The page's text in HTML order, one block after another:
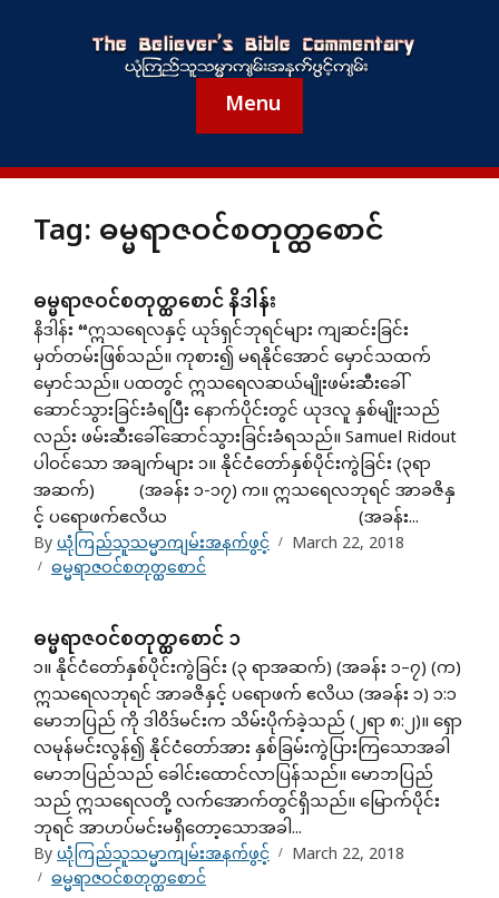
Menu
Tag:ဓမ္မရာဇဝင်စတုတ္ထစောင်
ဓမ္မရာဇဝင်စတုတ္ထစောင် နိဒါန်း
နိဒါန်း “ဣသရေလနှင့် ယုဒ်ရှင်ဘုရင်များ ကျဆင်းခြင်း
မှတ်တမ်းဖြစ်သည်။ ကုစား၍ မရနိုင်အောင် မှောင်သထက်
မှောင်သည်။ ပထတွင် ဣသရေလဆယ်မျိုးဖမ်းဆီးခေါ်
ဆောင်သွားခြင်းခံရပြီး နောက်ပိုင်းတွင် ယုဒလူ နှစ်မျိုးသည်
လည်း ဖမ်းဆီးခေါ်ဆောင်သွားခြင်းခံရသည်။ Samuel Ridout
ပါဝင်သော အချက်များ ၁။ နိုင်ငံတော်နှစ်ပိုင်းကွဲခြင်း (၃ရာ
အဆက်) (အခန်း ၁-၁၇) က။ ဣသရေလဘုရင် အာခဇိနှ
င့် ပရောဖက်ဧလိယ (အခန်း...
Byယုံကြည်သူသမ္မာကျမ်းအနက်ဖွင့် March 22, 2018
ဓမ္မရာဇဝင်စတုတ္ထစောင်
ဓမ္မရာဇဝင်စတုတ္ထစောင် ၁
၁။ နိုင်ငံတော်နှစ်ပိုင်းကွဲခြင်း (၃ ရာအဆက်) (အခန်း ၁–၇) (က)
ဣသရေလဘုရင် အာခဇိနှင့် ပရောဖက် ဧလိယ (အခန်း ၁) ၁:၁
မောဘပြည် ကို ဒါဝိဒ်မင်းက သိမ်းပိုက်ခဲ့သည် (၂ရာ ၈:၂)။ ရှော
လမုန်မင်းလွန်၍ နိုင်ငံတော်အား နှစ်ခြမ်းကွဲပြားကြသောအခါ
မောဘပြည်သည် ခေါင်းထောင်လာပြန်သည်။ မောဘပြည်
သည် ဣသရေလတို့ လက်အောက်တွင်ရှိသည်။ မြောက်ပိုင်း
ဘုရင် အာဟပ်မင်းမရှိတော့သောအခါ...
Byယုံကြည်သူသမ္မာကျမ်းအနက်ဖွင့် March 22, 2018
ဓမ္မရာဇဝင်စတုတ္ထစောင်